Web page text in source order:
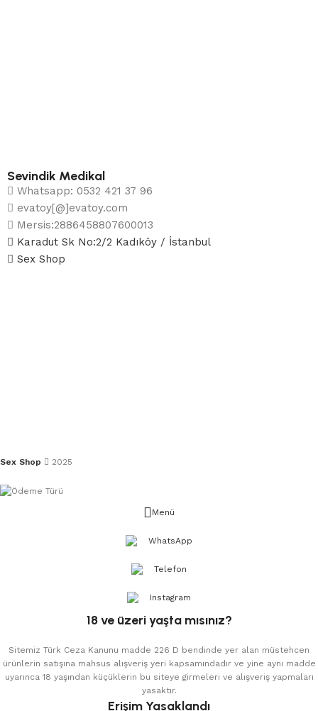
Sevindik Medikal
Whatsapp: 0532 421 37 96
evatoy[@]evatoy.com
Mersis:2886458807600013
Karadut Sk No:2/2 Kadıköy / İstanbul
Sex Shop
Sex Shop 2025
Menü
WhatsApp
Telefon
Instagram
18 ve üzeri yaşta mısınız?
Sitemiz Türk Ceza Kanunu madde 226 D bendinde yer alan müstehcen
ürünlerin satışına mahsus alışveriş yeri kapsamındadır ve yine aynı madde
uyarınca 18 yaşından küçüklerin bu siteye girmeleri ve alışveriş yapmaları
yasaktır.
Erişim Yasaklandı